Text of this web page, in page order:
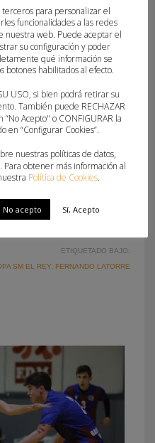
cosas complicadas a
el Polideportivo
y será dirigido por los
Este encuentro
en-directo/
ETIQUETADO BAJO:
SM EL REY FERNANDO LATORRE
para personalizar el
funcionalidades a las redes
nuestra web. Puede aceptar el
su configuración y poder
qué información se
botones habilitados al efecto.
USO, si bien podrá retirar su
También puede RECHAZAR
Acepto" o CONFIGURAR la
en “Configurar Cookies”.
nuestras políticas de datos,
. Para obtener más información al
Política de Cookies.
No acepto Sí, Acepto